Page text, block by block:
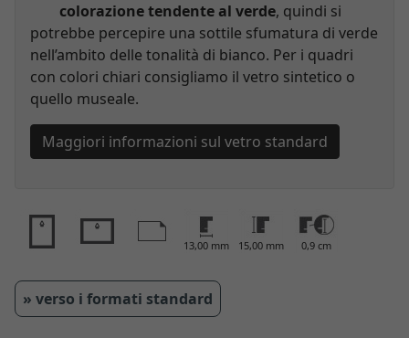
colorazione tendente al verde, quindi si
potrebbe percepire una sottile sfumatura di verde
nell’ambito delle tonalità di bianco. Per i quadri
con colori chiari consigliamo il vetro sintetico o
quello museale.
Maggiori informazioni sul vetro standard
13,00 mm 15,00 mm 0,9 cm
» verso i formati standard